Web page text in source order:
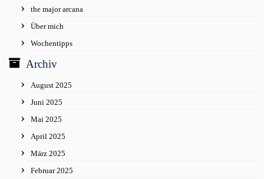
the major arcana
Über mich
Wochentipps
Archiv
August 2025
Juni 2025
Mai 2025
April 2025
März 2025
Februar 2025